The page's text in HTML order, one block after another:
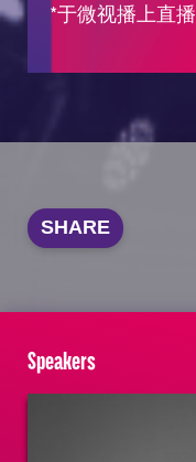
*于微视播上直播
SHARE
Speakers